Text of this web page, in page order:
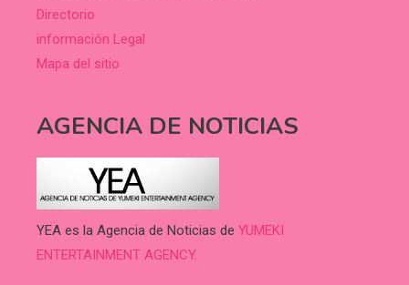
Directorio
información Legal
Mapa del sitio
AGENCIA DE NOTICIAS
YEA es la Agencia de Noticias de YUMEKI
ENTERTAINMENT AGENCY.